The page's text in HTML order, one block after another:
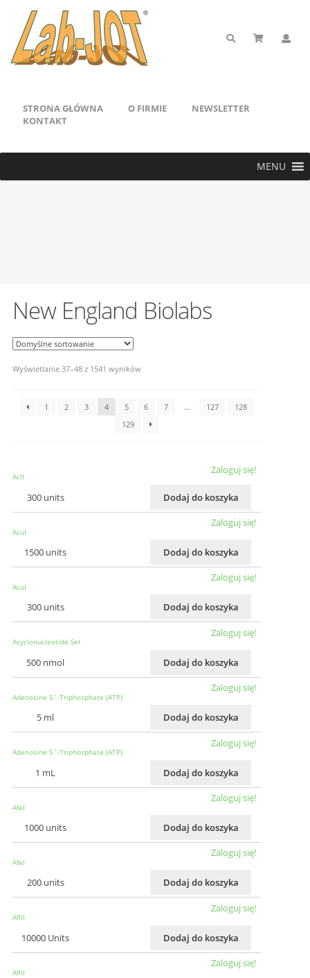
STRONA GŁÓWNA O FIRMIE
NEWSLETTER
KONTAKT
MENU
New England Biolabs
Wyświetlanie 37–48 z 1541 wyników
1 2 3 4 5 6 7 … 127
128
129
AclI
300 units
Zaloguj się!
Dodaj do koszyka
AcuI
1500 units
Zaloguj się!
Dodaj do koszyka
AcuI
300 units
Zaloguj się!
Dodaj do koszyka
Acyclonucleotide Set
500 nmol
Zaloguj się!
Dodaj do koszyka
Adenosine 5´-Triphosphate (ATP)
5 ml
Zaloguj się!
Dodaj do koszyka
Adenosine 5´-Triphosphate (ATP)
1 mL
Zaloguj się!
Dodaj do koszyka
AfeI
1000 units
Zaloguj się!
Dodaj do koszyka
AfeI
200 units
Zaloguj się!
Dodaj do koszyka
AflII
10000 Units
Zaloguj się!
Dodaj do koszyka
AflII
Zaloguj się!